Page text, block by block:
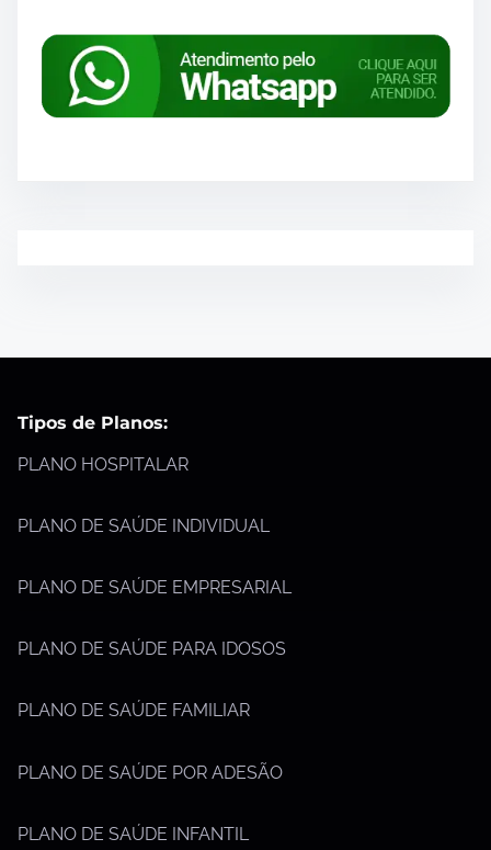
Tipos de Planos:
PLANO HOSPITALAR
PLANO DE SAÚDE INDIVIDUAL
PLANO DE SAÚDE EMPRESARIAL
PLANO DE SAÚDE PARA IDOSOS
PLANO DE SAÚDE FAMILIAR
PLANO DE SAÚDE POR ADESÃO
PLANO DE SAÚDE INFANTIL